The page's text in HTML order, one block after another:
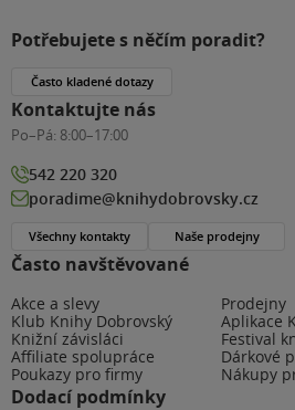
Často navštěvované
Akce a slevy
Prodejny
Klub Knihy Dobrovský
Aplikace
Knižní závisláci
Festival
Affiliate spolupráce
Dárkové
Poukazy pro firmy
Nákupy
Dodací podmínky
Potřebujete s něčím poradit?
Často kladené dotazy
Kontaktujte nás
Po–Pá: 8:00–17:00
542 220 320
poradime@knihydobrovsky.cz
Všechny kontakty Naše prodejny